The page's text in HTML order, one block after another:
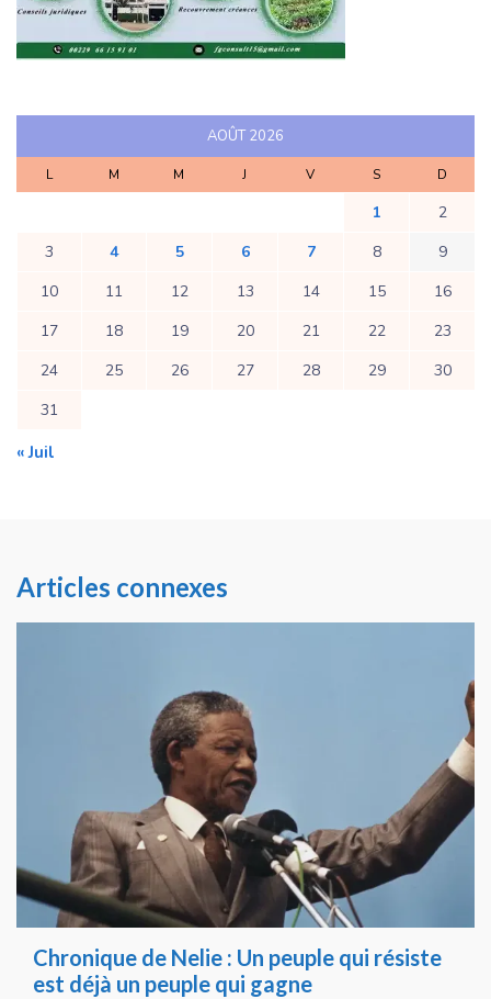
AOÛT 2026
L M M J V S D
1
2
3
4 5 6 7 8
9
10
11 12 13 14 15
16
17
18 19 20 21 22
23
24
25 26 27 28 29
30
31
« Juil
Articles connexes
Chronique de Nelie : Un peuple qui résiste
est déjà un peuple qui gagne